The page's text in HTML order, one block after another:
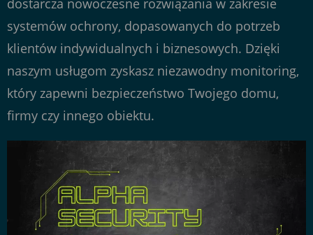
dostarcza nowoczesne rozwiązania w zakresie
systemów ochrony, dopasowanych do potrzeb
klientów indywidualnych i biznesowych. Dzięki
naszym usługom zyskasz niezawodny monitoring,
który zapewni bezpieczeństwo Twojego domu,
firmy czy innego obiektu.